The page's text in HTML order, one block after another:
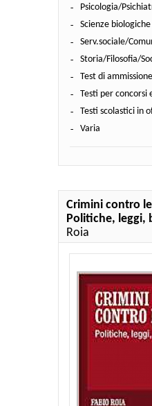
Psicologia/
Scienze
Serv.sociale/
Storia/Filosofia/
Test di
Testi per concorsi
Testi scolastici in
Varia
Crimini contro
Politiche, leggi,
Roia